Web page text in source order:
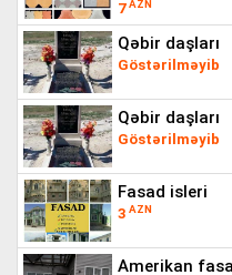
7AZN
qəbir daşları
Göstərilməyib
qəbir daşları
Göstərilməyib
fasad isleri
3 AZN
amerikan